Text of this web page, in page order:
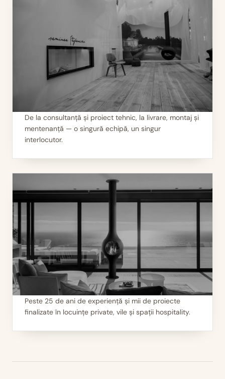
II
Servicii 360°
De la consultanță și proiect tehnic, la livrare, montaj și
mentenanță — o singură echipă, un singur
interlocutor.
III
Peste 25 de ani de experiență și mii de proiecte
finalizate în locuințe private, vile și spații hospitality.